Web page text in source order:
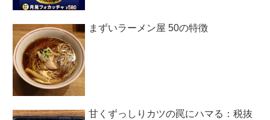
まずいラーメン屋 50の特徴
甘くずっしりカツの罠にハマる：税抜